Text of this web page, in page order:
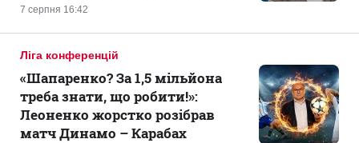
7 серпня 16:42
Ліга конференцій
«Шапаренко? За 1,5 мільйона
треба знати, що робити!»:
Леоненко жорстко розібрав
матч Динамо – Карабах